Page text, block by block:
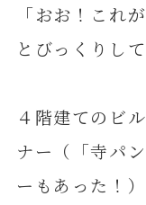
「おお！これ
とびっくりし
４階建てのビ
ナー（「寺パ
ーもあった！